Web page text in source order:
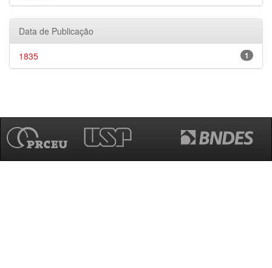
Data de Publicação
1
1835